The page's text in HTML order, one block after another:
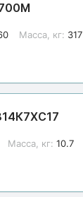
Масса, кг: 317
Масса, кг: 10.7